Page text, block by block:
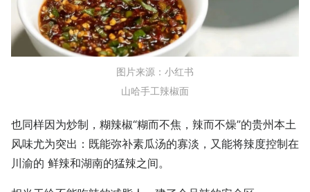
图片来源：小红书
山哈手工辣椒面
也同样因为炒制，糊辣椒“糊而不焦，辣而不燥”的贵州本土
风味尤为突出：既能弥补素瓜汤的寡淡，又能将辣度控制在
川渝的 鲜辣和湖南的猛辣之间。